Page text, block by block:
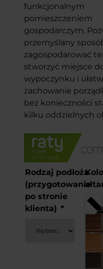
funkcjonalnym
pomieszczeniem
gospodarczym.
przemyślany
zagospodarować
stworzyć miejsce
wypoczynku i
zachowanie
bez konieczności
kilku oddzielnych
Rodzaj podłoża
(przygotowanie
po stronie
klienta) *